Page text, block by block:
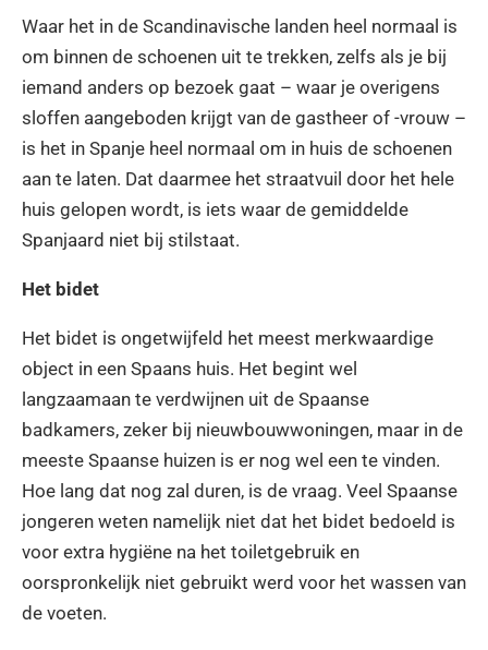
Waar het in de Scandinavische landen heel normaal is
om binnen de schoenen uit te trekken, zelfs als je bij
iemand anders op bezoek gaat – waar je overigens
sloffen aangeboden krijgt van de gastheer of -vrouw –
is het in Spanje heel normaal om in huis de schoenen
aan te laten. Dat daarmee het straatvuil door het hele
huis gelopen wordt, is iets waar de gemiddelde
Spanjaard niet bij stilstaat.
Het bidet
Het bidet is ongetwijfeld het meest merkwaardige
object in een Spaans huis. Het begint wel
langzaamaan te verdwijnen uit de Spaanse
badkamers, zeker bij nieuwbouwwoningen, maar in de
meeste Spaanse huizen is er nog wel een te vinden.
Hoe lang dat nog zal duren, is de vraag. Veel Spaanse
jongeren weten namelijk niet dat het bidet bedoeld is
voor extra hygiëne na het toiletgebruik en
oorspronkelijk niet gebruikt werd voor het wassen van
de voeten.